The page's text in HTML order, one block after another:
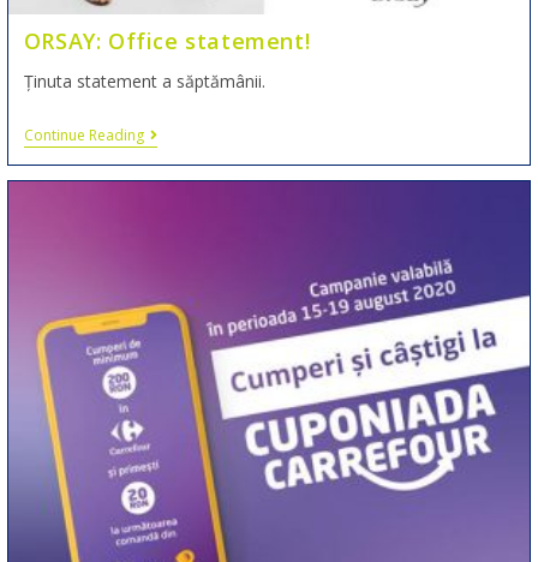
ORSAY: Office statement!
Ținuta statement a săptămânii.
Continue Reading